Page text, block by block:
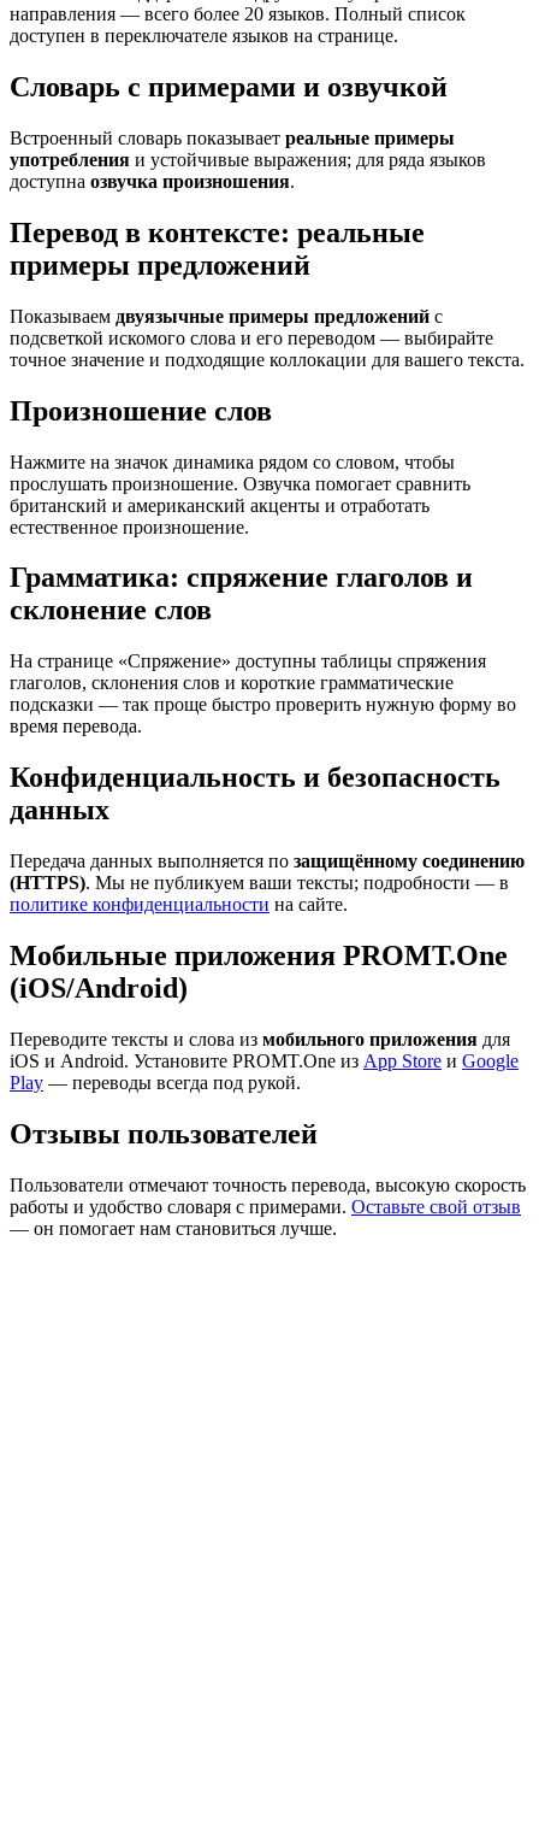
направления — всего более 20 языков. Полный список
доступен в переключателе языков на странице.
Словарь с примерами и озвучкой
Встроенный словарь показывает реальные примеры
употребления и устойчивые выражения; для ряда языков
доступна озвучка произношения.
Перевод в контексте: реальные
примеры предложений
Показываем двуязычные примеры предложений с
подсветкой искомого слова и его переводом — выбирайте
точное значение и подходящие коллокации для вашего текста.
Произношение слов
Нажмите на значок динамика рядом со словом, чтобы
прослушать произношение. Озвучка помогает сравнить
британский и американский акценты и отработать
естественное произношение.
Грамматика: спряжение глаголов и
склонение слов
На странице «Спряжение» доступны таблицы спряжения
глаголов, склонения слов и короткие грамматические
подсказки — так проще быстро проверить нужную форму во
время перевода.
Конфиденциальность и безопасность
данных
Передача данных выполняется по защищённому соединению
(HTTPS). Мы не публикуем ваши тексты; подробности — в
политике конфиденциальности на сайте.
Мобильные приложения PROMT.One
(iOS/Android)
Переводите тексты и слова из мобильного приложения для
iOS и Android. Установите PROMT.One из App Store и Google
Play — переводы всегда под рукой.
Отзывы пользователей
Пользователи отмечают точность перевода, высокую скорость
работы и удобство словаря с примерами. Оставьте свой отзыв
— он помогает нам становиться лучше.